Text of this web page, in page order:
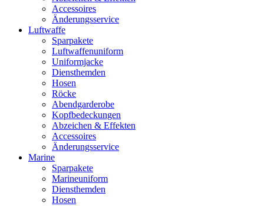
Accessoires
Änderungsservice
Luftwaffe
Sparpakete
Luftwaffenuniform
Uniformjacke
Diensthemden
Hosen
Röcke
Abendgarderobe
Kopfbedeckungen
Abzeichen & Effekten
Accessoires
Änderungsservice
Marine
Sparpakete
Marineuniform
Diensthemden
Hosen